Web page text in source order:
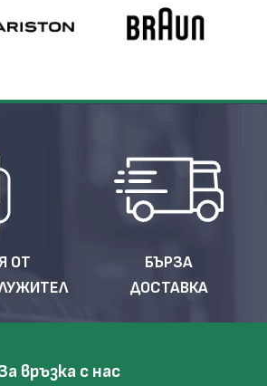
ОТ
БЪРЗА
ДОСТАВКА
връзка с нас